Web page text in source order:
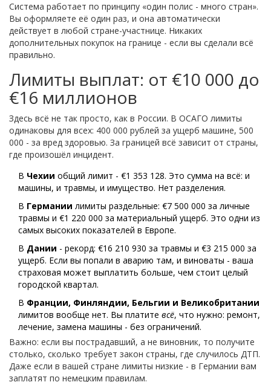
Система работает по принципу «один полис - много стран».
Вы оформляете её один раз, и она автоматически
действует в любой стране-участнице. Никаких
дополнительных покупок на границе - если вы сделали всё
правильно.
Лимиты выплат: от €10 000 до
€16 миллионов
Здесь всё не так просто, как в России. В ОСАГО лимиты
одинаковы для всех: 400 000 рублей за ущерб машине, 500
000 - за вред здоровью. За границей всё зависит от страны,
где произошёл инцидент.
В Чехии общий лимит - €1 353 128. Это сумма на всё: и
машины, и травмы, и имущество. Нет разделения.
В Германии лимиты раздельные: €7 500 000 за личные
травмы и €1 220 000 за материальный ущерб. Это одни из
самых высоких показателей в Европе.
В Дании - рекорд: €16 210 930 за травмы и €3 215 000 за
ущерб. Если вы попали в аварию там, и виноваты - ваша
страховая может выплатить больше, чем стоит целый
городской квартал.
В Франции, Финляндии, Бельгии и Великобритании
лимитов вообще нет. Вы платите всё, что нужно: ремонт,
лечение, замена машины - без ограничений.
Важно: если вы пострадавший, а не виновник, то получите
столько, сколько требует закон страны, где случилось ДТП.
Даже если в вашей стране лимиты низкие - в Германии вам
заплатят по немецким правилам.